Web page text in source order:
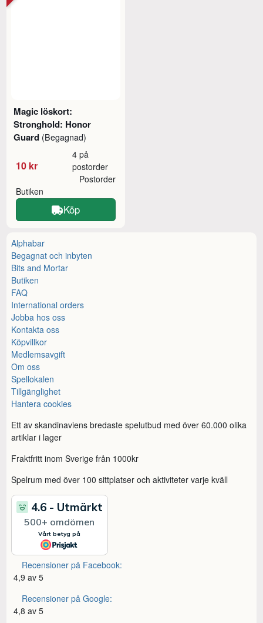
Magic löskort:
Stronghold: Honor
Guard (Begagnad)
10 kr
4 på
postorder
Butiken
Postorder
Köp
Alphabar
Begagnat och inbyten
Bits and Mortar
Butiken
FAQ
International orders
Jobba hos oss
Kontakta oss
Köpvillkor
Medlemsavgift
Om oss
Spellokalen
Tillgänglighet
Hantera cookies
Ett av skandinaviens bredaste spelutbud med över 60.000 olika
artiklar i lager
Fraktfritt inom Sverige från 1000kr
Spelrum med över 100 sittplatser och aktiviteter varje kväll
Recensioner på Facebook:
4,9 av 5
Recensioner på Google:
4,8 av 5